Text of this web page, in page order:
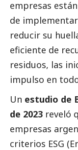
empresas
de
reducir su
eficiente de
residuos, las
impulso en
Un estudio de
de 2023 reveló
empresas
criterios ESG